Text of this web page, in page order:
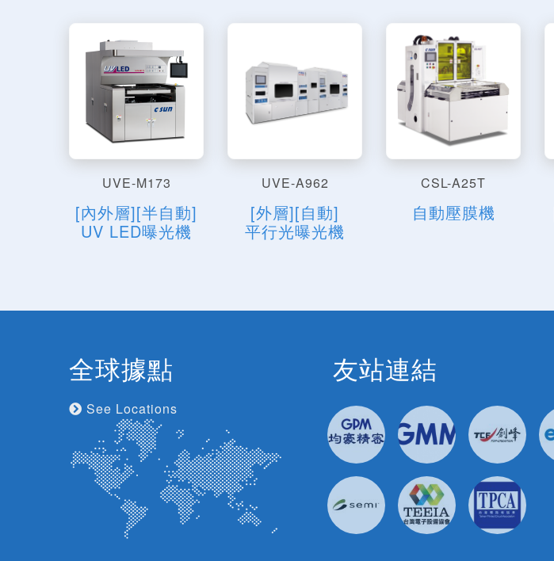
UVE-M173
[內外層][半自動]
UV LED曝光機
UVE-A962
[外層][自動]
平行光曝光機
CSL-A25T
自動壓膜機
全球據點
See Locations
友站連結